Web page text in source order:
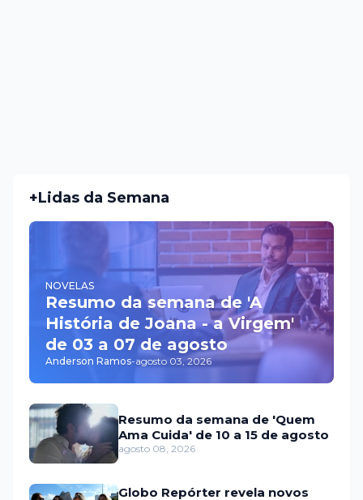
+Lidas da Semana
NOVELAS
Resumo da semana de 'A
História de Joana - a Virgem'
de 03 a 07 de agosto
Anderson Ramos-agosto 03, 2026
Resumo da semana de 'Quem
Ama Cuida' de 10 a 15 de agosto
agosto 08, 2026
Globo Repórter revela novos